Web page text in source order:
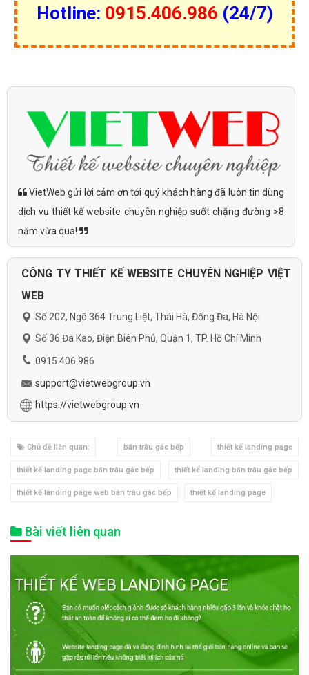
VietWeb là công ty thiết kế Website bán trâu gác bếp và
Landing Page bán trâu gác bếp uy tín
. Sự chuyên nghiệp của
công ty được khẳng định bằng 100% dự án nhận được sự đánh
chuyên biệt: kinh doanh tư vấn làm nội dung cho khách, kỹ thuật
phụ trách lập trình và gọi điện cho khách để trao đổi chi tiết.
Thiết kế Landing Page bán trâu gác bếp
sẽ hoàn
thành nhanh và hiệu quả vì được thực hiện từ chính
những chuyên gia thiết kế lading page hàng đầu, giàu kinh
nghiệm. Trangquản trị landing page bán trâu gác
bếptối ưu trải nghiệm cho người quản trị.
Công ty VietWeb chuyên dịch vụthiết kế Landing Page
bán trâu gác bếp giá rẻ
, uy tín, hiệu quả tăng trải nghiệm
5 - Giải pháp thiết kế Landing Page bán
trâu gác bếp ?
Xem thêm: Dịch vụ quản trị Fanpage
bán trâu gác bếp hiệu quả
VietWeb thiết kế Landing Page bán trâu gác
bếp chuyên nghiệp phục vụ công việc kinh
doanh thành công và hiệu quả. Hãy liên hệ với
công ty chúng tôi ngay hôm nay để đảm bảo